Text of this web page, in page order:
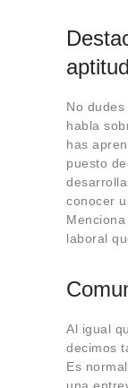
No
habla
has
puesto
conocer
laboral
Al igual
decimos
Es